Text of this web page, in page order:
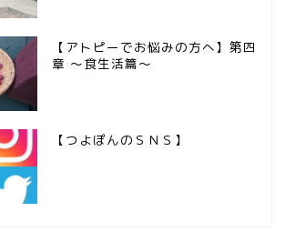
【アトピーでお悩みの方へ】第四
章 ～食生活篇～
【つよぽんのＳＮＳ】